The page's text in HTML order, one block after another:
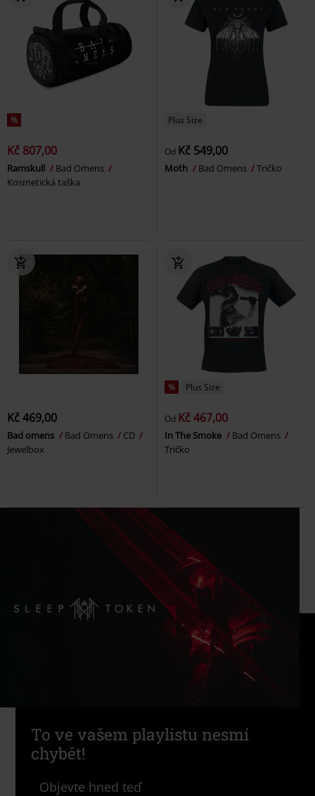
%
Kč 807,00
Ramskull
Bad Omens
Kosmetická taška
Plus Size
Od Kč 549,00
Moth Bad Omens Tričko
Kč 469,00
Bad omens Bad Omens
CD
Jewelbox
% Plus Size
Od Kč 467,00
In The Smoke
Bad Omens
Tričko
To ve vašem playlistu nesmí
chybět!
Objevte hned teď